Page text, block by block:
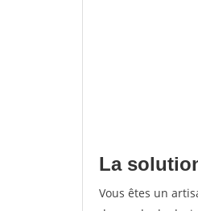
La
Vous êtes un